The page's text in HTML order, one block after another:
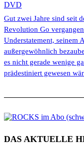
DVD
Gut zwei Jahre sind seit
Revolution Go
Understatement, seinem
außergewöhnlich
es nicht gerade wenige
prädestiniert gewesen
DAS AKTUELLE